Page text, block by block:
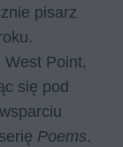
pisarz
West Point,
się pod
Poems.